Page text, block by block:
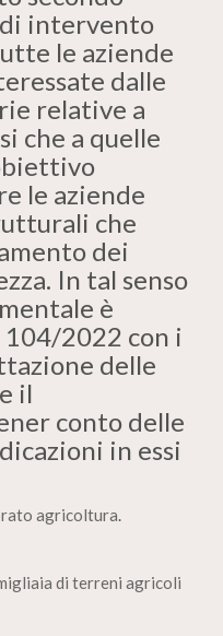
intervento
le aziende
dalle
relative a
che a quelle
le aziende
che
dei
In tal senso
è
2022 con i
delle
il
conto delle
in essi
agricoltura.
di terreni agricoli